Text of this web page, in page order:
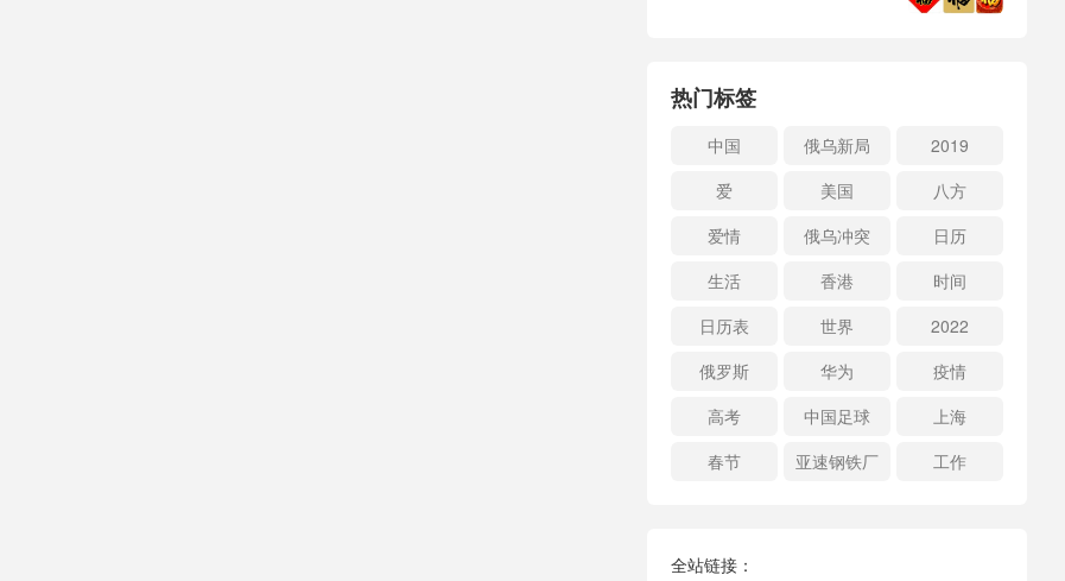
热门标签
中国 俄乌新局
2019
爱
美国
八方
爱情
俄乌冲突
日历
生活
香港
时间
日历表
世界
2022
俄罗斯
华为
疫情
高考
中国足球
上海
春节
亚速钢铁厂 工作
全站链接：